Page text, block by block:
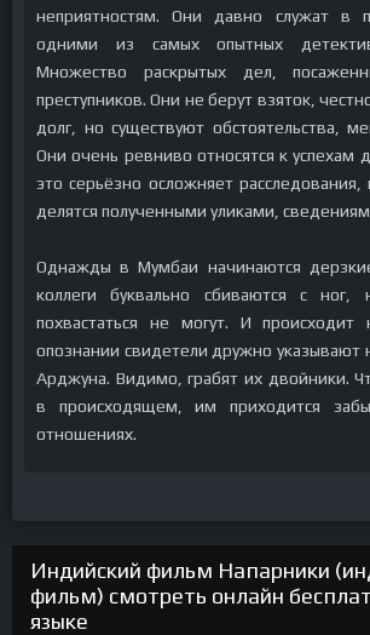
неприятностям. Они давно служат в
одними из самых опытных
Множество раскрытых дел,
преступников. Они не берут взяток,
долг, но существуют обстоятельства,
Они очень ревниво относятся к успехам
это серьёзно осложняет расследования,
делятся полученными уликами,
Однажды в Мумбаи начинаются
коллеги буквально сбиваются с ног,
похвастаться не могут. И происходит
опознании свидетели дружно указывают
Арджуна. Видимо, грабят их двойники.
в происходящем, им приходится
отношениях.
Индийский фильм Напарники
фильм) смотреть онлайн
языке